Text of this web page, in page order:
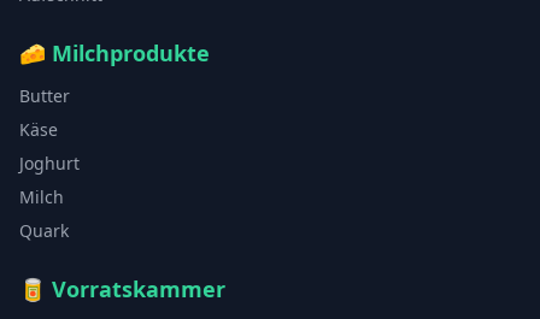
🧀 Milchprodukte
Butter
Käse
Joghurt
Milch
Quark
🥫 Vorratskammer